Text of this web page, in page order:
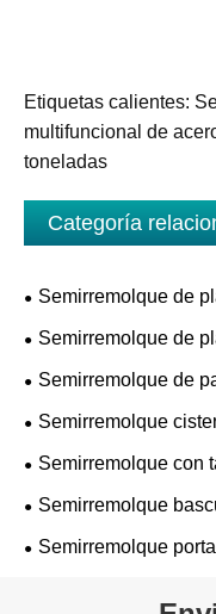
Etiquetas calientes:
multifuncional de
toneladas
Categoría
Semirremolque de
Semirremolque de
Semirremolque de
Semirremolque
Semirremolque con
Semirremolque
Semirremolque